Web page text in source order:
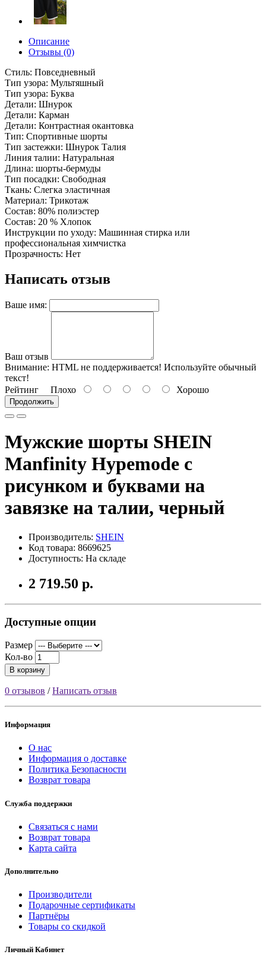
Описание
Отзывы (0)
Стиль: Повседневный
Тип узора: Мультяшный
Тип узора: Буква
Детали: Шнурок
Детали: Карман
Детали: Контрастная окантовка
Тип: Спортивные шорты
Тип застежки: Шнурок Талия
Линия талии: Натуральная
Длина: шорты-бермуды
Тип посадки: Свободная
Ткань: Слегка эластичная
Материал: Трикотаж
Состав: 80% полиэстер
Состав: 20 % Хлопок
Инструкции по уходу: Машинная стирка или
профессиональная химчистка
Прозрачность: Нет
Написать отзыв
Ваше имя:
Ваш отзыв
Внимание: HTML не поддерживается! Используйте обычный
текст!
Рейтинг Плохо Хорошо
Продолжить
Мужские шорты SHEIN
Manfinity Hypemode с
рисунком и буквами на
завязке на талии, черный
Производитель: SHEIN
Код товара: 8669625
Доступность: На складе
2 719.50 р.
Доступные опции
Размер
Кол-во
В корзину
0 отзывов /Написать отзыв
Информация
О нас
Информация о доставке
Политика Безопасности
Возврат товара
Служба поддержки
Связаться с нами
Возврат товара
Карта сайта
Дополнительно
Производители
Подарочные сертификаты
Партнёры
Товары со скидкой
Личный Кабинет